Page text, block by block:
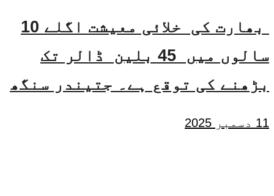
بھارت کی خلائی معیشت اگلے 10
سالوں میں 45 بلین ڈالر تک
بڑھنے کی توقع ہے۔ جتیندر سنگھ
11 دسمبر 2025